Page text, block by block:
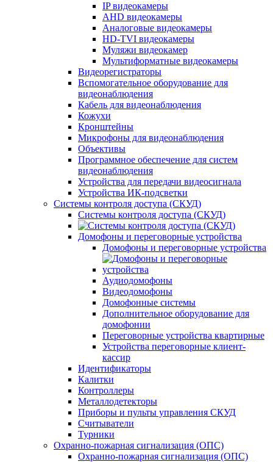
IP видеокамеры
AHD видеокамеры
Аналоговые видеокамеры
HD-TVI видеокамеры
Муляжи видеокамер
Мультиформатные видеокамеры
Видеорегистраторы
Вспомогательное оборудование для
видеонаблюдения
Кабель для видеонаблюдения
Кожухи
Кронштейны
Микрофоны для видеонаблюдения
Объективы
Программное обеспечение для систем
видеонаблюдения
Устройства для передачи видеосигнала
Устройства ИК-подсветки
Системы контроля доступа (СКУД)
Системы контроля доступа (СКУД)
Домофоны и переговорные устройства
Домофоны и переговорные устройства
Аудиодомофоны
Видеодомофоны
Домофонные системы
Дополнительное оборудование для
домофонии
Переговорные устройства квартирные
Устройства переговорные клиент-
кассир
Идентификаторы
Калитки
Контроллеры
Металлодетекторы
Приборы и пульты управления СКУД
Считыватели
Турники
Охранно-пожарная сигнализация (ОПС)
Охранно-пожарная сигнализация (ОПС)